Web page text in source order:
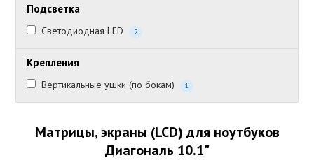
Подсветка
Светодиодная LED 2
Крепления
Вертикальные ушки (по бокам) 1
Матрицы, экраны (LCD) для ноутбуков
Диагональ 10.1"